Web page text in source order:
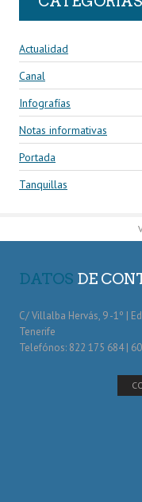
Actualidad
Canal
Infografías
Notas informativas
Portada
Tanquillas
DATOS DE
C/ Villalba Hervás, 9 -1º |
Tenerife
Telefónos: 822 175 684 |